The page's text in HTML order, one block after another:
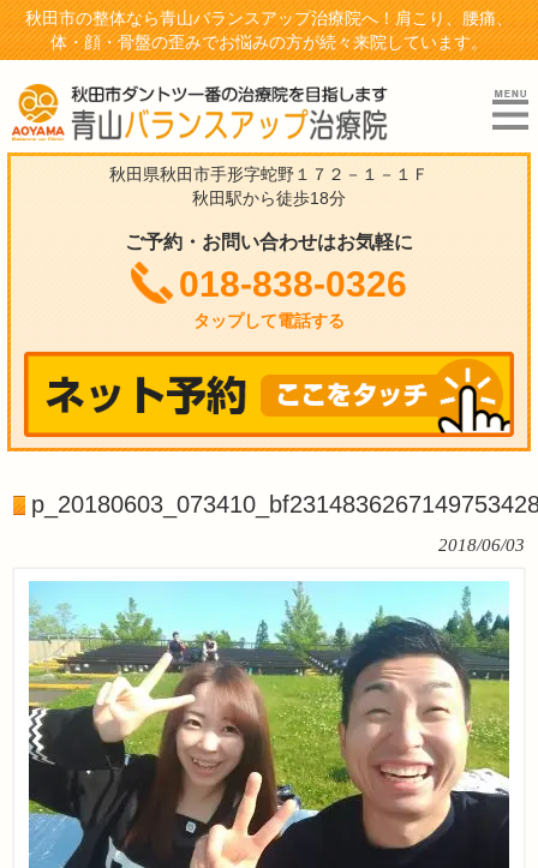
秋田市の整体なら青山バランスアップ治療院へ！肩こり、腰痛、
体・顔・骨盤の歪みでお悩みの方が続々来院しています。
秋田県秋田市手形字蛇野１７２－１－１Ｆ
秋田駅から徒歩18分
ご予約・お問い合わせはお気軽に
018-838-0326
タップして電話する
2018/06/03